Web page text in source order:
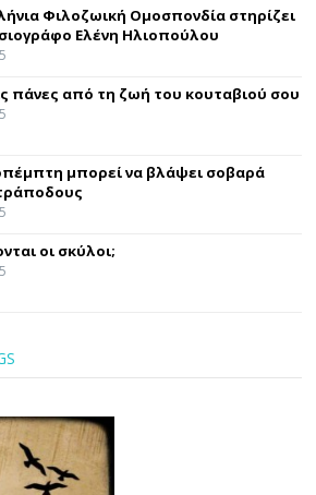
Φιλοζωική Ομοσπονδία στηρίζει
Ελένη Ηλιοπούλου
πάνες από τη ζωή του κουταβιού σου
μπορεί να βλάψει σοβαρά
οι σκύλοι;